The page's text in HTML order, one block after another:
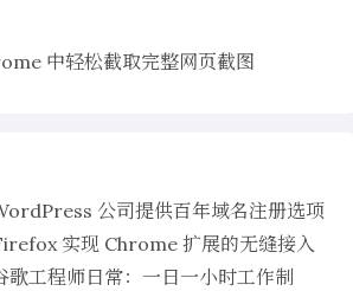
中轻松截取完整网页截图
公司提供百年域名注册选项
实现 Chrome 扩展的无缝接入
歌工程师日常：一日一小时工作制